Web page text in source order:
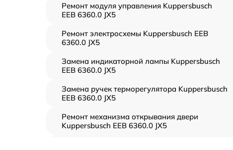
Ремонт модуля управления Kuppersbusch
EEB 6360.0 JX5
Ремонт электросхемы Kuppersbusch EEB
6360.0 JX5
Замена индикаторной лампы Kuppersbusch
EEB 6360.0 JX5
Замена ручек терморегулятора Kuppersbusch
EEB 6360.0 JX5
Ремонт механизма открывания двери
Kuppersbusch EEB 6360.0 JX5